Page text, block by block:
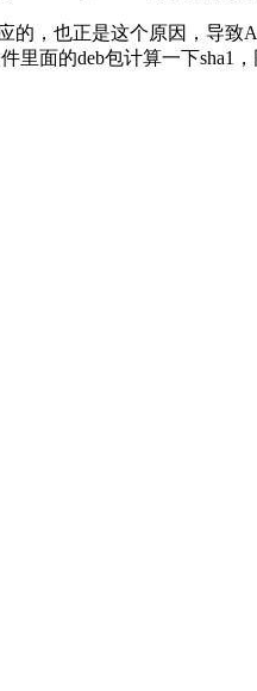
的，也正是这个原因，导
里面的deb包计算一下sha1